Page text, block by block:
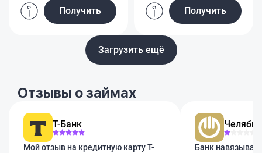
Получить
Получить
Загрузить ещё
Отзывы о займах
Т-Банк
Мой отзыв на кредитную карту Т-
Банк